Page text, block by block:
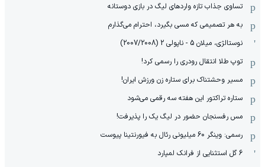
تساوی جذاب تازه واردهای لیگ در بازی دوستانه
به هر تصمیمی که مسی بگیرد، احترام می‌گذارم
نوستالژی، میلان 5 - ناپولی 2 (2007/2008)
توپ طلا انتقال رودری را رسمی کرد!
مسیر وحشتناک برای ستاره زن ورزش ایران!
ستاره تراکتور این هفته سه رقمی می‌شود
مس رفسنجان حضور در لیگ یک را پذیرفت!
رسمی: وینگر 60 میلیونی رئال به فیورنتینا پیوست
6 گل استثنایی از فرانک لمپارد